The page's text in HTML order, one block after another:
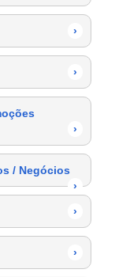
›
›
›
/ Negócios
›
›
›